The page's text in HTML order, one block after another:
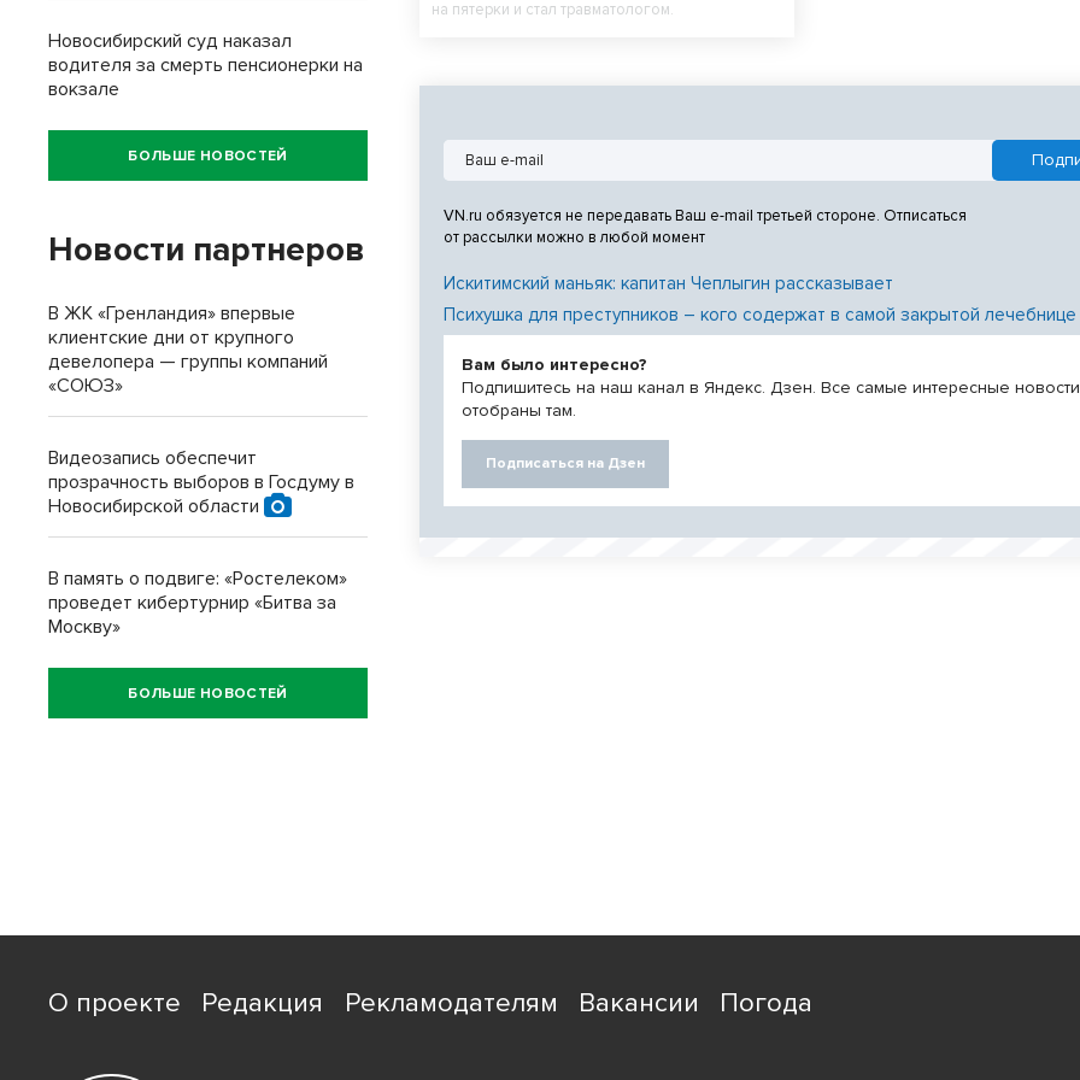
на пятерки и стал травматологом.
VN.ru обязуется не передавать Ваш e-mail третьей стороне. Отписаться
от рассылки можно в любой момент
Искитимский маньяк: капитан Чеплыгин рассказывает
Психушка для преступников – кого содержат в самой закрытой
Вам было интересно?
Подпишитесь на наш канал в Яндекс. Дзен. Все самые интересные новости
отобраны там.
Подписаться на Дзен
Новосибирский суд наказал
водителя за смерть пенсионерки на
вокзале
БОЛЬШЕ НОВОСТЕЙ
Новости партнеров
В ЖК «Гренландия» впервые
клиентские дни от крупного
девелопера — группы компаний
«СОЮЗ»
Видеозапись обеспечит
прозрачность выборов в Госдуму в
Новосибирской области
В память о подвиге: «Ростелеком»
проведет кибертурнир «Битва за
Москву»
БОЛЬШЕ НОВОСТЕЙ
О проекте Редакция Рекламодателям Вакансии Погода